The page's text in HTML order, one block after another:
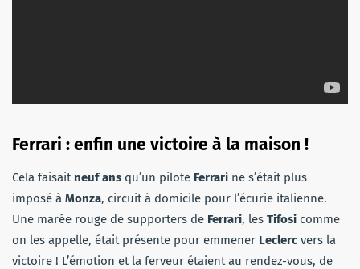
Ferrari : enfin une victoire à la maison !
Cela faisait neuf ans qu’un pilote Ferrari ne s’était plus
imposé à Monza, circuit à domicile pour l’écurie italienne.
Une marée rouge de supporters de Ferrari, les Tifosi comme
on les appelle, était présente pour emmener Leclerc vers la
victoire ! L’émotion et la ferveur étaient au rendez-vous, de